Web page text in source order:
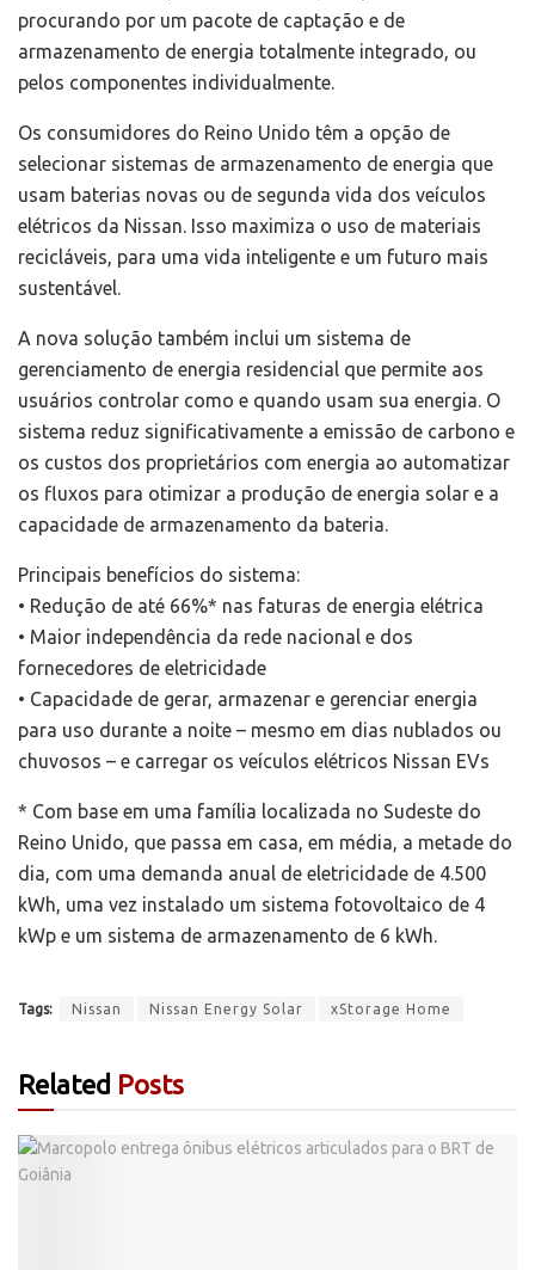
procurando por um pacote de captação e de
armazenamento de energia totalmente integrado, ou
pelos componentes individualmente.
Os consumidores do Reino Unido têm a opção de
selecionar sistemas de armazenamento de energia que
usam baterias novas ou de segunda vida dos veículos
elétricos da Nissan. Isso maximiza o uso de materiais
recicláveis, para uma vida inteligente e um futuro mais
sustentável.
A nova solução também inclui um sistema de
gerenciamento de energia residencial que permite aos
usuários controlar como e quando usam sua energia. O
sistema reduz significativamente a emissão de carbono e
os custos dos proprietários com energia ao automatizar
os fluxos para otimizar a produção de energia solar e a
capacidade de armazenamento da bateria.
Principais benefícios do sistema:
• Redução de até 66%* nas faturas de energia elétrica
• Maior independência da rede nacional e dos
fornecedores de eletricidade
• Capacidade de gerar, armazenar e gerenciar energia
para uso durante a noite – mesmo em dias nublados ou
chuvosos – e carregar os veículos elétricos Nissan EVs
* Com base em uma família localizada no Sudeste do
Reino Unido, que passa em casa, em média, a metade do
dia, com uma demanda anual de eletricidade de 4.500
kWh, uma vez instalado um sistema fotovoltaico de 4
kWp e um sistema de armazenamento de 6 kWh.
Tags: Nissan Nissan Energy Solar xStorage Home
Related Posts